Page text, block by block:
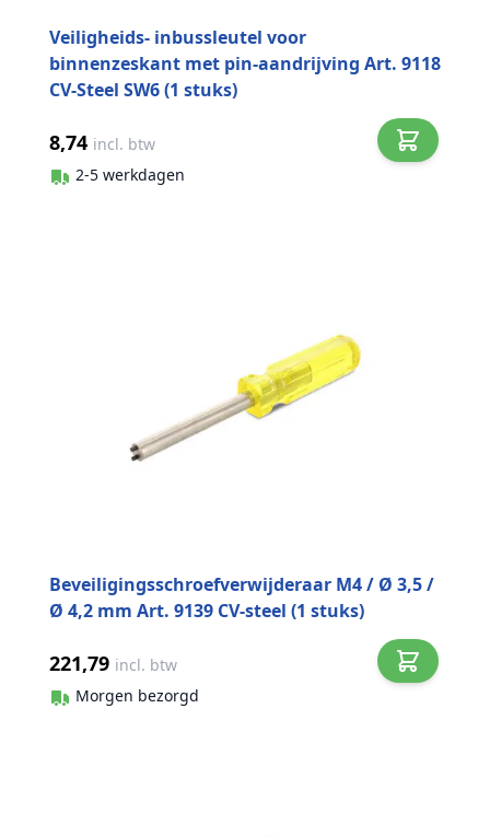
Veiligheids- inbussleutel voor
binnenzeskant met pin-aandrijving Art. 9118
CV-Steel SW6 (1 stuks)
8,74 incl. btw
2-5 werkdagen
Beveiligingsschroefverwijderaar M4 / Ø 3,5 /
Ø 4,2 mm Art. 9139 CV-steel (1 stuks)
221,79 incl. btw
Morgen bezorgd